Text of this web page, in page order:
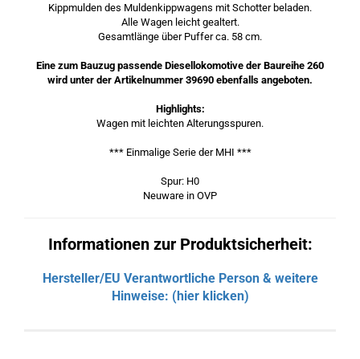
Kippmulden des Muldenkippwagens mit Schotter beladen.
Alle Wagen leicht gealtert.
Gesamtlänge über Puffer ca. 58 cm.
Eine zum Bauzug passende Diesellokomotive der Baureihe 260
wird unter der Artikelnummer 39690 ebenfalls angeboten.
Highlights:
Wagen mit leichten Alterungsspuren.
*** Einmalige Serie der MHI ***
Spur: H0
Neuware in OVP
Informationen zur Produktsicherheit:
Hersteller/EU Verantwortliche Person & weitere
Hinweise: (hier klicken)